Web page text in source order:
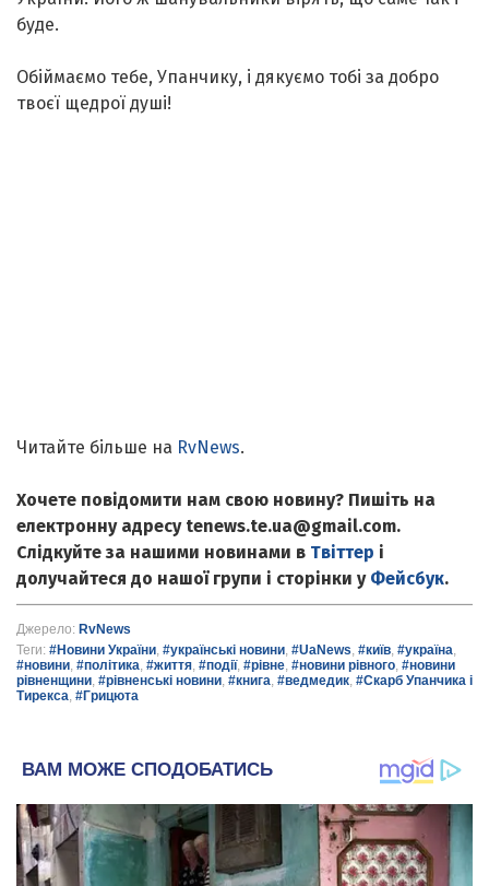
буде.
Обіймаємо тебе, Упанчику, і дякуємо тобі за добро
твоєї щедрої душі!
Читайте більше на RvNews.
Хочете повідомити нам свою новину? Пишіть на
електронну адресу tenews.te.ua@gmail.com.
Слідкуйте за нашими новинами в Твіттер і
долучайтеся до нашої групи і сторінки у Фейсбук.
Джерело: RvNews
Теги: #Новини України, #українські новини, #UaNews, #київ, #україна,
#новини, #політика, #життя, #події, #рівне, #новини рівного, #новини
рівненщини, #рівненські новини, #книга, #ведмедик, #Скарб Упанчика і
Тирекса, #Грицюта